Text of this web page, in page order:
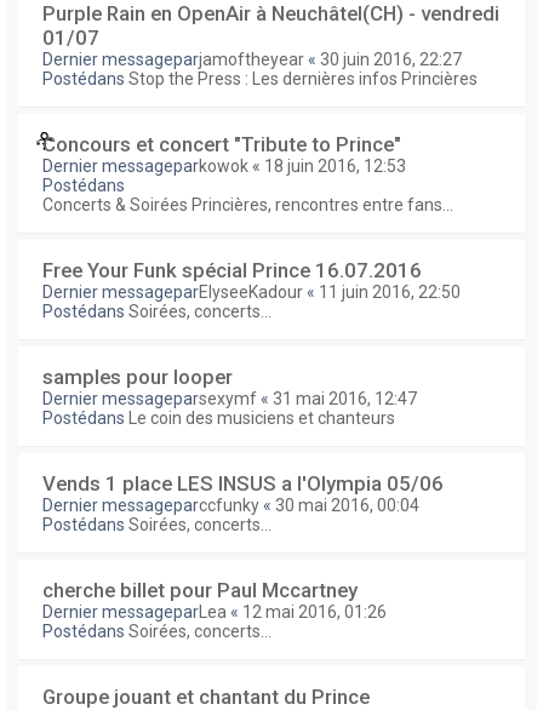
Purple Rain en OpenAir à Neuchâtel(CH) - vendredi
01/07
Dernier messageparjamoftheyear « 30 juin 2016, 22:27
Postédans Stop the Press : Les dernières infos Princières
Concours et concert "Tribute to Prince"
Dernier messageparkowok « 18 juin 2016, 12:53
Postédans
Concerts & Soirées Princières, rencontres entre fans...
Free Your Funk spécial Prince 16.07.2016
Dernier messageparElyseeKadour « 11 juin 2016, 22:50
Postédans Soirées, concerts...
samples pour looper
Dernier messageparsexymf « 31 mai 2016, 12:47
Postédans
Le coin des musiciens et chanteurs
Vends 1 place LES INSUS a l'Olympia 05/06
Dernier messageparccfunky « 30 mai 2016, 00:04
Postédans Soirées, concerts...
cherche billet pour Paul Mccartney
Dernier messagepar Lea « 12 mai 2016, 01:26
Postédans Soirées, concerts...
Groupe jouant et chantant du Prince